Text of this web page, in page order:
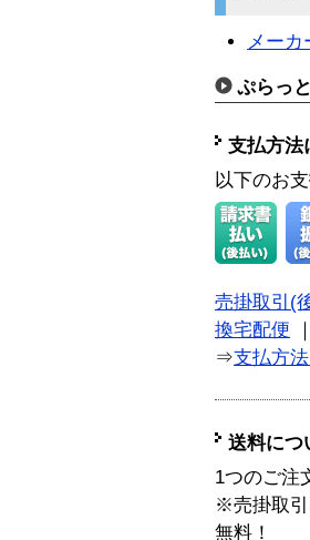
メーカ
ぷらっ
支払方法
以下のお
売掛取引(
換宅配便
⇒支払方
送料につ
1つのご注
※売掛取引
無料！